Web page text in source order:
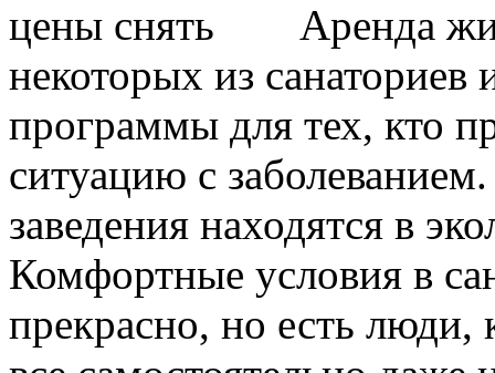
Аренда
некоторых из
программы для тех, кто
ситуацию с
заведения находятся в
Комфортные условия в
прекрасно, но есть люди,